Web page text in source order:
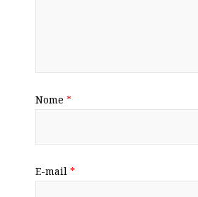
Nome *
E-mail *